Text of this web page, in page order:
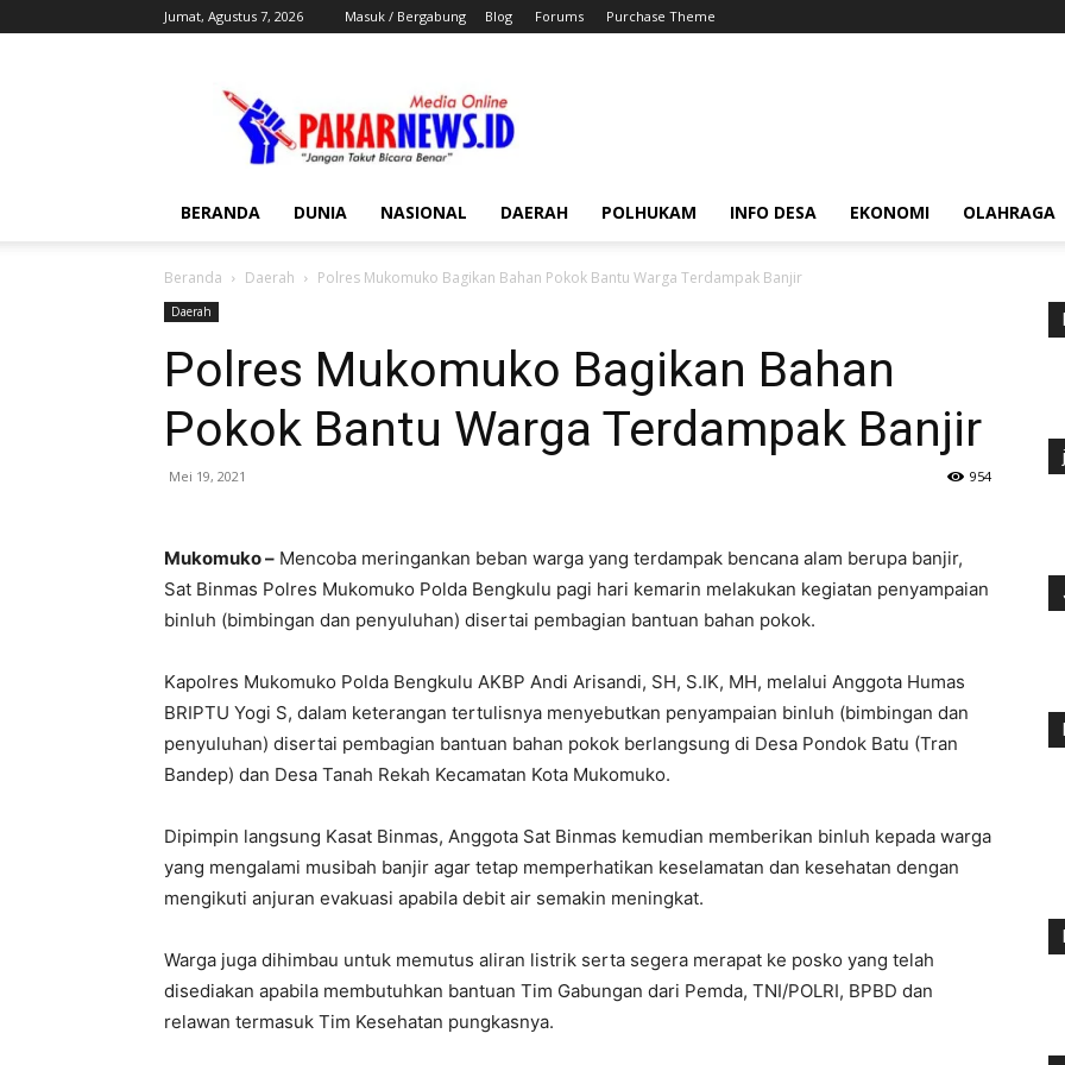
Jumat, Agustus 7, 2026 Masuk / Bergabung Blog Forums Purchase Theme
BERANDA DUNIA NASIONAL DAERAH POLHUKAM INFO DESA EKONOMI OLAHRAGA
Beranda Daerah Polres Mukomuko Bagikan Bahan Pokok Bantu Warga Terdampak Banjir
Daerah
Polres Mukomuko Bagikan Bahan
Pokok Bantu Warga Terdampak Banjir
Mei 19, 2021 954
Mukomuko – Mencoba meringankan beban warga yang terdampak bencana alam berupa banjir,
Sat Binmas Polres Mukomuko Polda Bengkulu pagi hari kemarin melakukan kegiatan penyampaian
binluh (bimbingan dan penyuluhan) disertai pembagian bantuan bahan pokok.
Kapolres Mukomuko Polda Bengkulu AKBP Andi Arisandi, SH, S.IK, MH, melalui Anggota Humas
BRIPTU Yogi S, dalam keterangan tertulisnya menyebutkan penyampaian binluh (bimbingan dan
penyuluhan) disertai pembagian bantuan bahan pokok berlangsung di Desa Pondok Batu (Tran
Bandep) dan Desa Tanah Rekah Kecamatan Kota Mukomuko.
Dipimpin langsung Kasat Binmas, Anggota Sat Binmas kemudian memberikan binluh kepada warga
yang mengalami musibah banjir agar tetap memperhatikan keselamatan dan kesehatan dengan
mengikuti anjuran evakuasi apabila debit air semakin meningkat.
Warga juga dihimbau untuk memutus aliran listrik serta segera merapat ke posko yang telah
disediakan apabila membutuhkan bantuan Tim Gabungan dari Pemda, TNI/POLRI, BPBD dan
relawan termasuk Tim Kesehatan pungkasnya.